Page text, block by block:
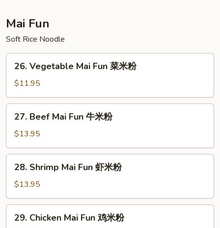
楼
什
碎
Mai Fun
Soft Rice Noodle
Vegetable
Mai
Fun
菜
26. Vegetable Mai Fun 菜米粉
$11.95
Beef
Mai
Fun
牛
27. Beef Mai Fun 牛米粉
$13.95
Shrimp
Mai
Fun
虾
28. Shrimp Mai Fun 虾米粉
$13.95
Chicken
29. Chicken Mai Fun 鸡米粉